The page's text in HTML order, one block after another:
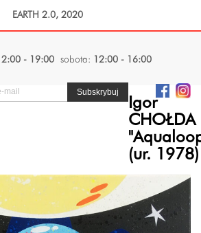
12:00 - 19:00 sobota: 12:00 - 16:00
Igor
CHOŁDA
(ur. 1978)
EARTH 2.0, 2020